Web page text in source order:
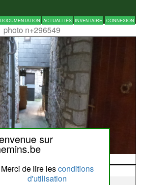
DOCUMENTATION ACTUALITÉS INVENTAIRE CONNEXION
photo n+296549
sur
Merci de lire lesconditions
d'utilisation